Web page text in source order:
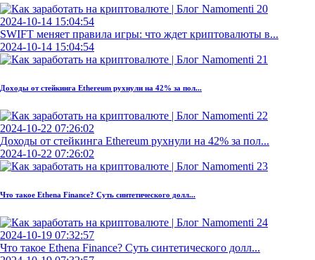
2024-10-14 15:04:54
SWIFT меняет правила игры: что ждет криптовалюты в...
2024-10-14 15:04:54
Доходы от стейкинга Ethereum рухнули на 42% за пол...
2024-10-22 07:26:02
Доходы от стейкинга Ethereum рухнули на 42% за пол...
2024-10-22 07:26:02
Что такое Ethena Finance? Суть синтетического долл...
2024-10-19 07:32:57
Что такое Ethena Finance? Суть синтетического долл...